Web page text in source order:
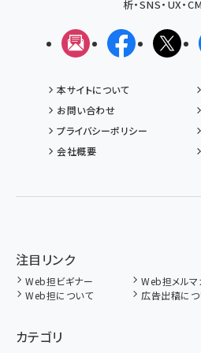
析・SNS・UX・
メルマガFacebookX(
本サイトについて
お問い合わせ
プライバシーポリシー
会社概要
注目リンク
Web担ビギナー Web担メルマ
Web担について
広告出稿につ
カテゴリ